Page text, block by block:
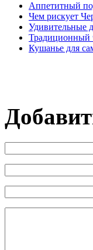
Аппетитный
Чем рискует
Удивительные
Традиционный
Кушанье для